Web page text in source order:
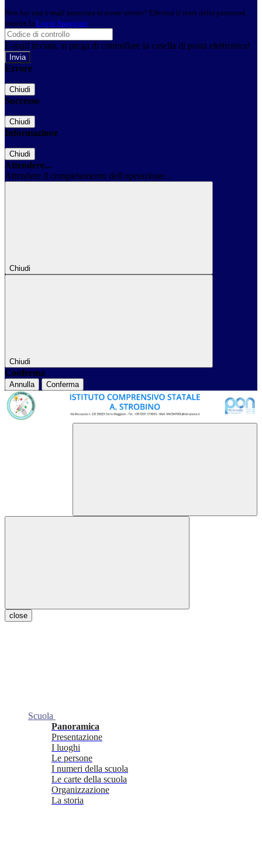
Non hai una e-mail associata al nome utente? Effettua il reset della password
tramite la Login Spaggiari
E-mail inviata, si prega di controllare la casella di posta elettronica!
Errore
Chiudi
Successo
Chiudi
Informazione
Chiudi
Attendere...
Attendere il completamento dell'operazione...
Chiudi
Chiudi
Conferma
Annulla Conferma
close
Scuola
Panoramica
Presentazione
I luoghi
Le persone
I numeri della scuola
Le carte della scuola
Organizzazione
La storia